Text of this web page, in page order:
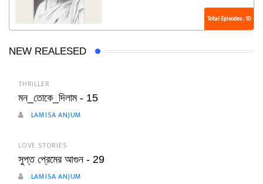
Total Episodes : 10
NEW REALESED
THRILLER
মন_তোকে_দিলাম - 15
LAMISA ANJUM
LOVE STORIES
সুপ্ত প্রেমের আগুন - 29
LAMISA ANJUM